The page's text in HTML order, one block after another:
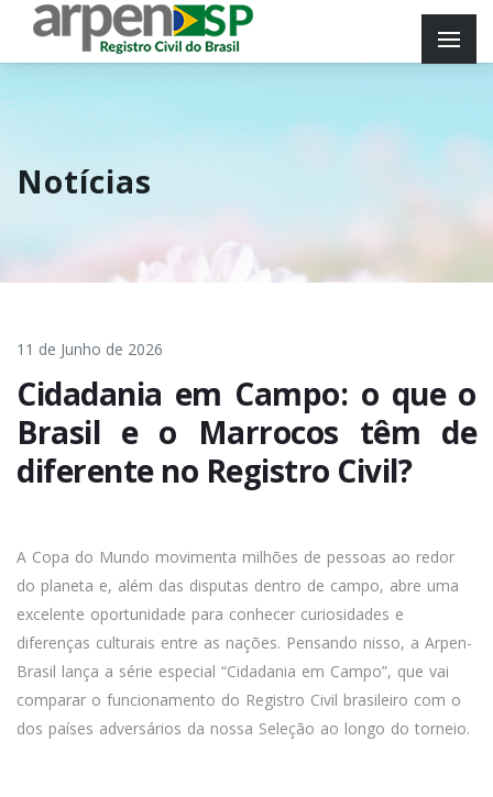
Notícias
11 de Junho de 2026
Cidadania em Campo: o que o
Brasil e o Marrocos têm de
diferente no Registro Civil?
A Copa do Mundo movimenta milhões de pessoas ao redor
do planeta e, além das disputas dentro de campo, abre uma
excelente oportunidade para conhecer curiosidades e
diferenças culturais entre as nações. Pensando nisso, a Arpen-
Brasil lança a série especial “Cidadania em Campo”, que vai
comparar o funcionamento do Registro Civil brasileiro com o
dos países adversários da nossa Seleção ao longo do torneio.